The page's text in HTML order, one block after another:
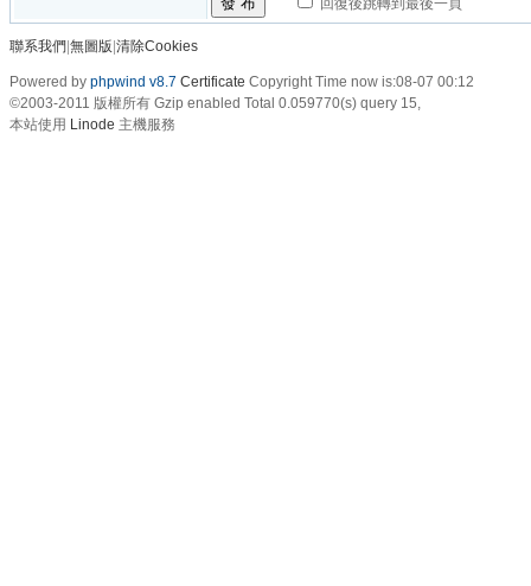
回復後跳轉到最後一頁
聯系我們 無圖版 清除Cookies
Powered by phpwind v8.7 Certificate Copyright Time now is:08-07 00:12
©2003-2011 版權所有 Gzip enabled Total 0.059770(s) query 15,
本站使用 Linode 主機服務